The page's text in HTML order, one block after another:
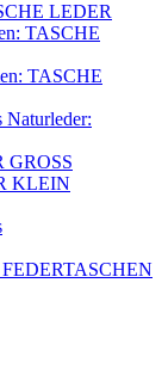
LEDER
TASCHE
TASCHE
Naturleder:
GROSS
KLEIN
FEDERTASCHEN